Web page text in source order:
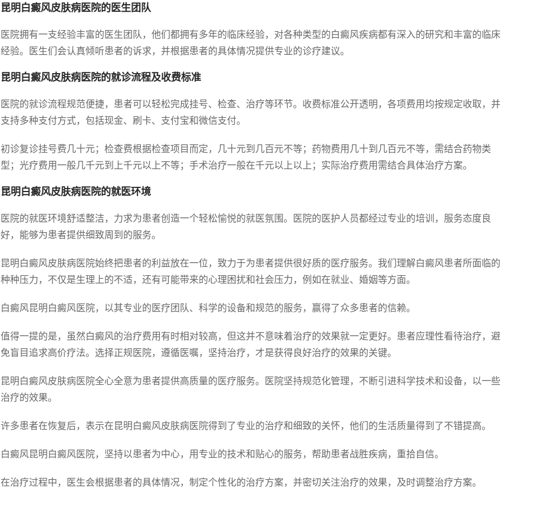
昆明白癜风皮肤病医院的医生团队
医院拥有一支经验丰富的医生团队，他们都拥有多年的临床经验，对各种类型的白癜风疾病都有深入的研究和丰富的临床
经验。医生们会认真倾听患者的诉求，并根据患者的具体情况提供专业的诊疗建议。
昆明白癜风皮肤病医院的就诊流程及收费标准
医院的就诊流程规范便捷，患者可以轻松完成挂号、检查、治疗等环节。收费标准公开透明，各项费用均按规定收取，并
支持多种支付方式，包括现金、刷卡、支付宝和微信支付。
初诊复诊挂号费几十元；检查费根据检查项目而定，几十元到几百元不等；药物费用几十到几百元不等，需结合药物类
型；光疗费用一般几千元到上千元以上不等；手术治疗一般在千元以上以上；实际治疗费用需结合具体治疗方案。
昆明白癜风皮肤病医院的就医环境
医院的就医环境舒适整洁，力求为患者创造一个轻松愉悦的就医氛围。医院的医护人员都经过专业的培训，服务态度良
好，能够为患者提供细致周到的服务。
昆明白癜风皮肤病医院始终把患者的利益放在一位，致力于为患者提供很好质的医疗服务。我们理解白癜风患者所面临的
种种压力，不仅是生理上的不适，还有可能带来的心理困扰和社会压力，例如在就业、婚姻等方面。
白癜风昆明白癜风医院，以其专业的医疗团队、科学的设备和规范的服务，赢得了众多患者的信赖。
值得一提的是，虽然白癜风的治疗费用有时相对较高，但这并不意味着治疗的效果就一定更好。患者应理性看待治疗，避
免盲目追求高价疗法。选择正规医院，遵循医嘱，坚持治疗，才是获得良好治疗的效果的关键。
昆明白癜风皮肤病医院全心全意为患者提供高质量的医疗服务。医院坚持规范化管理，不断引进科学技术和设备，以一些
治疗的效果。
许多患者在恢复后，表示在昆明白癜风皮肤病医院得到了专业的治疗和细致的关怀，他们的生活质量得到了不错提高。
白癜风昆明白癜风医院，坚持以患者为中心，用专业的技术和贴心的服务，帮助患者战胜疾病，重拾自信。
在治疗过程中，医生会根据患者的具体情况，制定个性化的治疗方案，并密切关注治疗的效果，及时调整治疗方案。